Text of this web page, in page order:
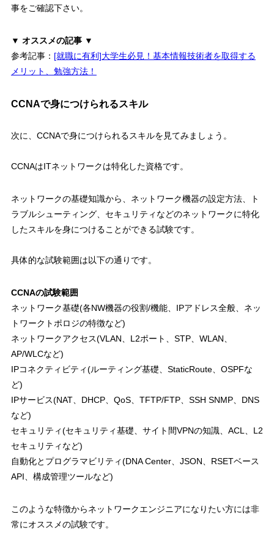
事をご確認下さい。
▼ オススメの記事 ▼
参考記事： [就職に有利]大学生必見！基本情報技術者を取得する
メリット、勉強方法！
CCNAで身につけられるスキル
次に、 CCNAで身につけられるスキルを見てみましょう。
CCNAはITネットワークは特化した資格です。
ネットワークの基礎知識から、ネットワーク機器の設定方法、ト
ラブルシューティング、セキュリティなどのネットワークに特化
したスキルを身につけることができる試験です。
具体的な試験範囲は以下の通りです。
CCNAの試験範囲
ネットワーク基礎(各NW機器の役割/機能、IPアドレス全般、ネッ
トワークトポロジの特徴など)
ネットワークアクセス(VLAN、L2ポート、STP、WLAN、
AP/WLCなど)
IPコネクティビティ(ルーティング基礎、StaticRoute、OSPFな
ど)
IPサービス(NAT、DHCP、QoS、TFTP/FTP、SSH SNMP、DNS
など)
セキュリティ(セキュリティ基礎、サイト間VPNの知識、ACL、L2
セキュリティなど)
自動化とプログラマビリティ(DNA Center、JSON、RSETベース
API、構成管理ツールなど)
このような特徴からネットワークエンジニアになりたい方には非
常にオススメの試験です。